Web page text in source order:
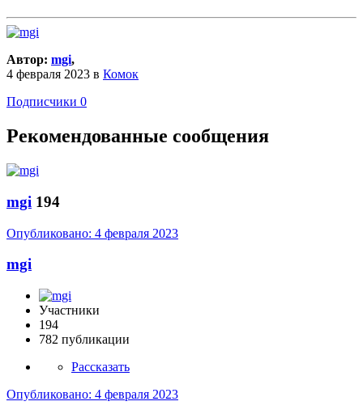
Автор: mgi,
4 февраля 2023 в Комок
Подписчики 0
Рекомендованные сообщения
mgi 194
Опубликовано: 4 февраля 2023
mgi
Участники
194
782 публикации
Рассказать
Опубликовано: 4 февраля 2023